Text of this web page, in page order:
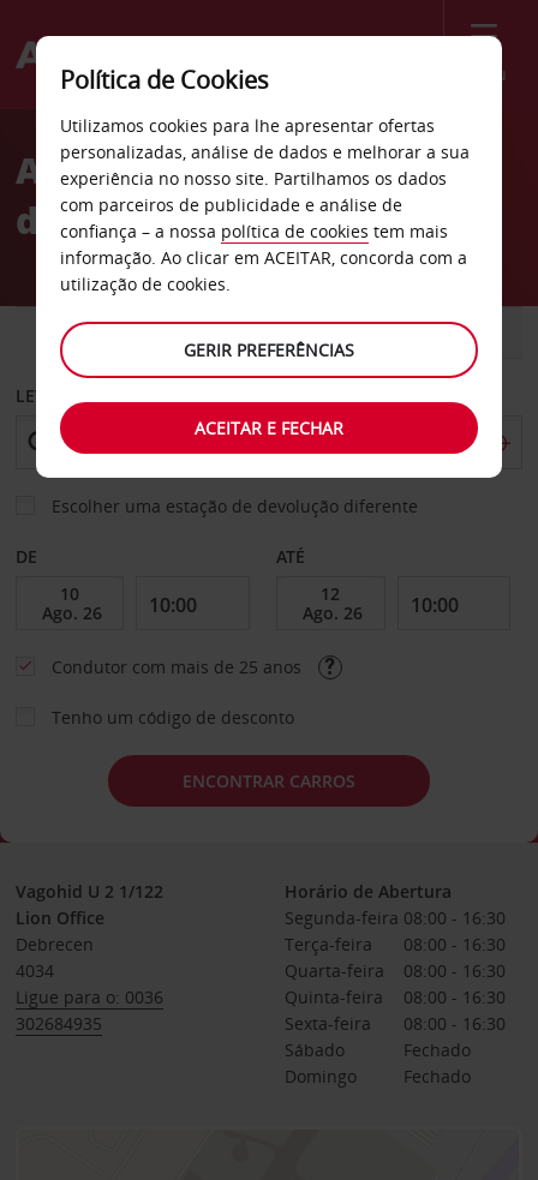
Menu
Welcome
AvisAluguer de carros cidade
de Debrecen
CARRO COMERCIAIS
LEVANTAR EM
Escolher uma estação de devolução diferente
DE ATÉ
Condutor com mais de 25 anos
Tenho um código de desconto
ENCONTRAR CARROS
Vagohid U 2 1/122
Lion Office
Debrecen
4034
Ligue para o: 0036
302684935
Horário de Abertura
Segunda-feira 08:00 - 16:30
Terça-feira
08:00 - 16:30
Quarta-feira
08:00 - 16:30
Quinta-feira
08:00 - 16:30
Sexta-feira
08:00 - 16:30
Sábado
Fechado
Domingo
Fechado
Política de Cookies
Utilizamos cookies para lhe apresentar ofertas
personalizadas, análise de dados e melhorar a sua
experiência no nosso site. Partilhamos os dados
com parceiros de publicidade e análise de
confiança – a nossa política de cookies tem mais
informação. Ao clicar em ACEITAR, concorda com a
utilização de cookies.
GERIR PREFERÊNCIAS
ACEITAR E FECHAR